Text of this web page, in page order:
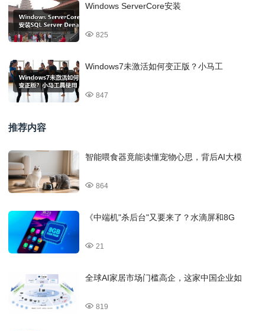
Windows ServerCore安装
825
Windows7未激活如何变正版？小马工
847
推荐内容
智能喂食器竟能读懂宠物心思，背后AI大模
864
《中端机"杀后台"又要来了？水滴屏和8G
21
全球AI家居市场门槛高企，这家中国企业如
819